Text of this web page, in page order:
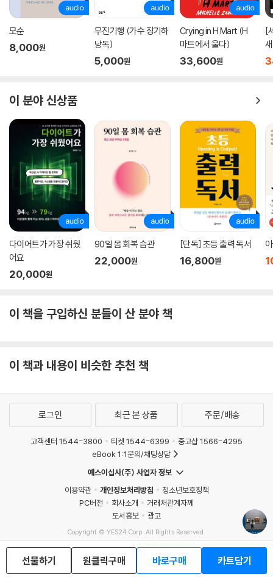
- 오랑주리 미술관 〈수련〉 연작 앞 의자에 앉아 모네가 전하는 평화로운 시
- 로댕 미술관에서 단테의 『신곡』을 소재로 만든 〈지옥문〉에 등장하는 인
물 하나하나를 찾아보기
- 페르라세즈 묘지 쇼팽의 무덤을 가게 되면 조성진이 연주한 「피아노 협
- RER선을 타고 가는 ‘인상파의 길’에서 르누아르가 그림을 그린 현장을
놓치지 말아야 할 장소와 예술 작품들, 숨겨진 이야기
파리를 사랑하는 모든 이를 위한 책
“파리에 사는 건 결코 쉬운 일이 아니다. 무엇보다도 집값이나 집세 등을
비롯한 생활비가 말도 안 되게 비싸고, 공기가 그렇게 맑지도 않다. 게다가
날씨도 그다지 안 좋고 교통도 불편하며 어떤 동네는 지저분하고 위험하기
까지 하다. 하지만 나는 1996년 프랑스로 건너와 오랫동안 파리에 살고 있
으며 앞으로도 떠날 생각이 없다. 나는 왜 이렇게 파리를 사랑하게 된 것일
까? 그것은 바로 ‘예술의 힘’이다. 나는 예술이 인간을 행복하게 만드는 힘
을 가졌다고 믿는다.”
묻힌 묘지, 걷는 사람만이 제대로 감상할 수 있는 야외 예술품들, 오르세·
산물들이다. 파리만 보기 아쉽다면 RER선을 타고 ‘인상파의 길’이나 세잔
과 고흐의 마을 ‘오베르쉬르와즈’, 17세기 프랑스를 느낄 수 있는 베르사유
행도 좋다.
깊이 파리의 모든 곳에 스며 있는 예술의 힘을 다시 한번 느끼고 싶은 독자
를 위한 책이다. 작품 해설을 듣는 것처럼 책 속 이야기를 따라가 보자. 저
자가 선택한 특별한 예술 작품들은 힘든 세상을 살아가는 우리에게 따뜻한
위로가 되어줄 것이다.
모순
8,000원
무진기행 (가수 장기하
낭독)
5,000원
Crying in H Mart (H
마트에서 울다)
33,600원
[
이 분야 신상품
다이어트가 가장 쉬웠
어요
20,000원
90일 몸 회복 습관
22,000원
[단독] 초등 출력 독서
16,800원
이 책을 구입하신 분들이 산 분야 책
이 책과 내용이 비슷한 추천 책
선물하기 원클릭구매 바로구매 카트담기
로그인 최근 본 상품 주문/배송
고객센터 1544-3800 티켓 1544-6399
중고샵 1566-4295
eBook 1:1문의/채팅상담
예스이십사(주) 사업자 정보
이용약관
개인정보처리방침
청소년보호정책
PC버전
회사소개
거래처관계자께
도서홍보
광고
Copyright © YES24 Corp. All Rights Reserved.